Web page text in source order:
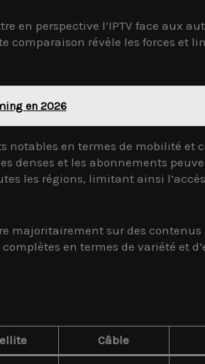
en perspective l’IPTV face aux
comparaison révèle les forces et
en 2026
en termes de mobilité et
denses et les abonnements
les régions, limitant ainsi
majoritairement sur des contenus
en termes de variété et
Câble